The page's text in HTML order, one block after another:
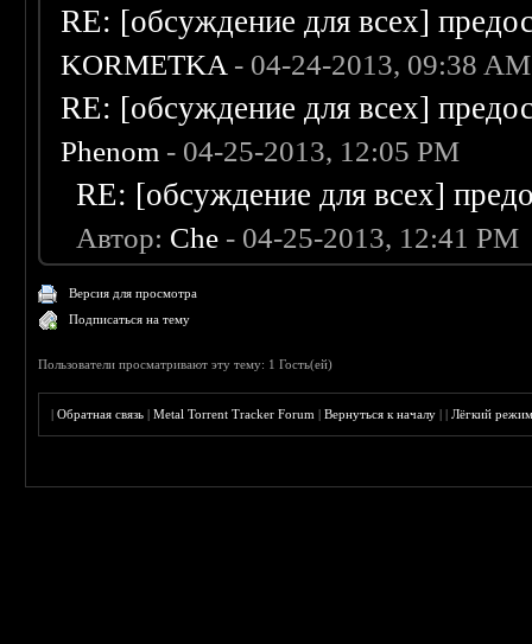
RE: [обсуждение для всех]
KORMETKA - 04-24-2013, 09:38 AM
RE: [обсуждение для всех]
Phenom - 04-25-2013, 12:05 PM
RE: [обсуждение для всех]
Автор: Che - 04-25-2013, 12:41 PM
Версия для просмотра
Подписаться на тему
Пользователи просматривают эту тему: 1 Гость(ей)
|Обратная связь |Metal Torrent Tracker Forum |Вернуться к началу ||Лёгкий